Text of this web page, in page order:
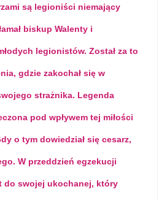
są legioniści niemający
biskup Walenty i
legionistów. Został za to
gdzie zakochał się w
strażnika. Legenda
pod wpływem tej miłości
o tym dowiedział się cesarz,
W przeddzień egzekucji
do swojej ukochanej, który